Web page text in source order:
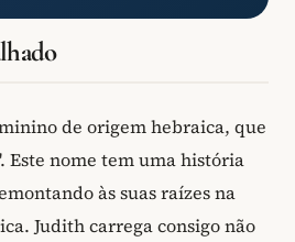
de origem hebraica, que
Este nome tem uma história
às suas raízes na
Judith carrega consigo não